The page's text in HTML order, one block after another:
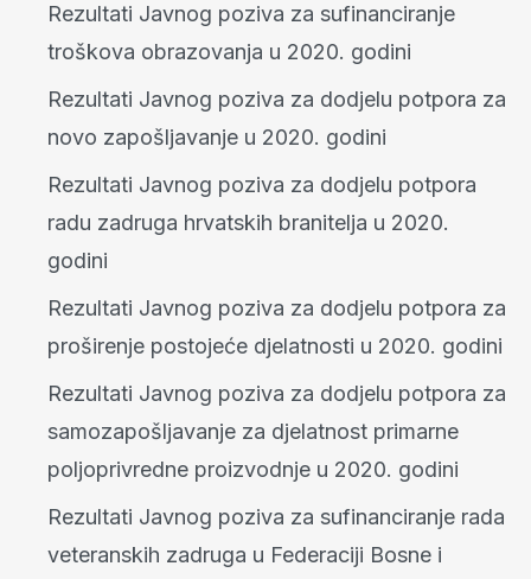
​Rezultati Javnog poziva za sufinanciranje
troškova obrazovanja u 2020. godini
Rezultati Javnog poziva za dodjelu potpora za
novo zapošljavanje u 2020. godini
Rezultati Javnog poziva za dodjelu potpora
radu zadruga hrvatskih branitelja u 2020.
godini
Rezultati Javnog poziva za dodjelu potpora za
proširenje postojeće djelatnosti u 2020. godini
Rezultati Javnog poziva za dodjelu potpora za
samozapošljavanje za djelatnost primarne
poljoprivredne proizvodnje u 2020. godini
Rezultati Javnog poziva za sufinanciranje rada
veteranskih zadruga u Federaciji Bosne i